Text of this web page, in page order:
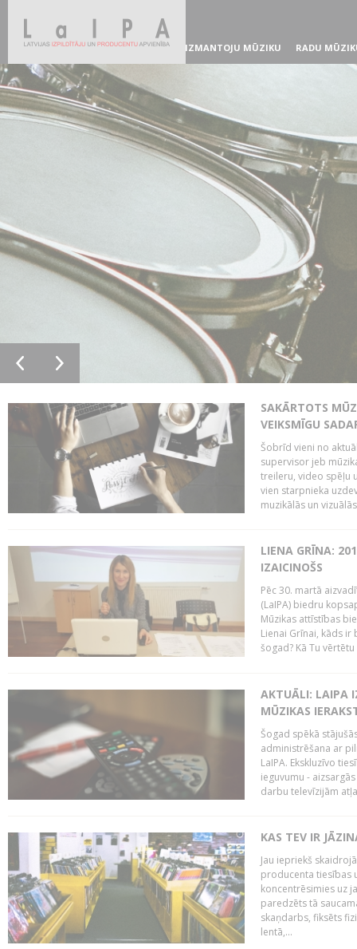
IZMANTOJU MŪZIKU RADU
SAKĀRTOTS
VEIKSMĪGU
Šobrīd vieni no
supervisor jeb
treileru, video spēļu
vien starpnieka
muzikālās un
LIENA GRĪNA:
IZAICINOŠS
Pēc 30. martā
(LaIPA) biedru
Mūzikas attīstības
Lienai Grīnai, kāds ir
šogad? Kā Tu
AKTUĀLI: LAIPA
MŪZIKAS
Šogad spēkā
administrēšana ar
LaIPA. Ekskluzīvo
ieguvumu -
darbu televīzijām
KAS TEV IR
Jau iepriekš
producenta tiesības
koncentrēsimies uz
paredzēts tā
skaņdarbs, fiksēts
lentā,...